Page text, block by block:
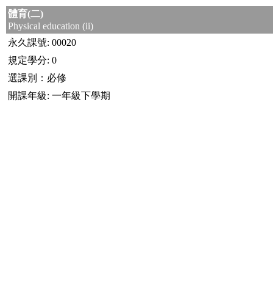
體育(二)
Physical education (ii)
永久課號: 00020
規定學分: 0
選課別：必修
開課年級: 一年級下學期